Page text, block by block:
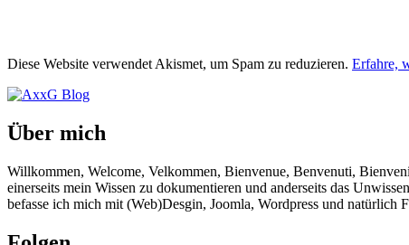
Diese Website verwendet Akismet, um Spam zu reduzieren. Erfahre,
Über mich
Willkommen, Welcome, Velkommen, Bienvenue, Benvenuti,
einerseits mein Wissen zu dokumentieren und anderseits das
befasse ich mich mit (Web)Desgin, Joomla, Wordpress und natürlich